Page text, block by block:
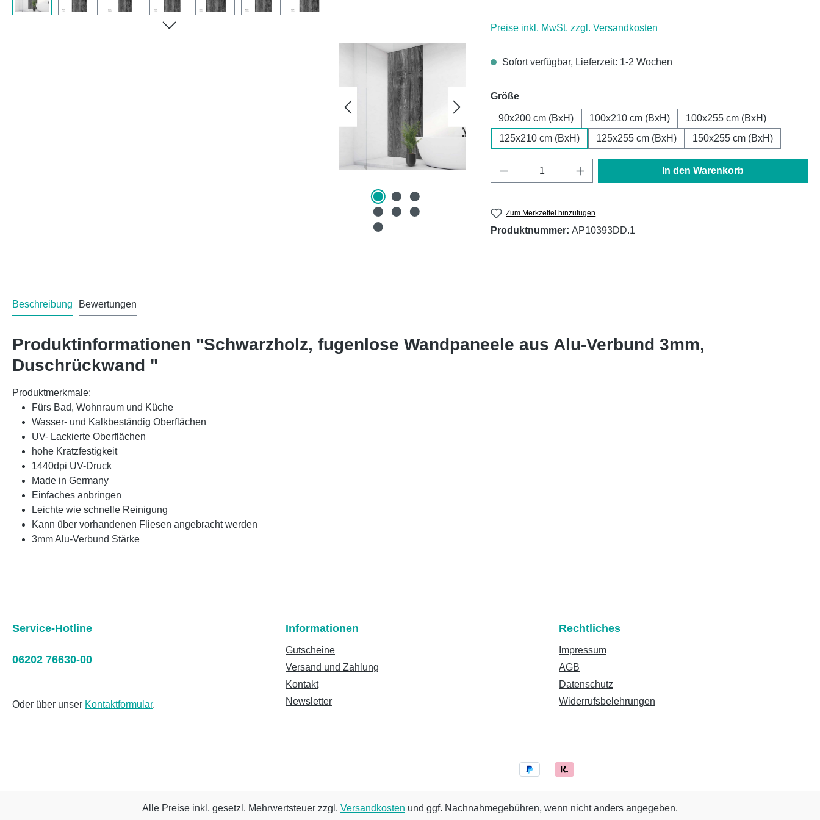
Preise inkl. MwSt. zzgl. Versandkosten
Sofort verfügbar, Lieferzeit: 1-2 Wochen
Größeauswählen
90x200 cm (BxH) 100x210 cm (BxH)
100x255 cm (BxH)
125x210 cm (BxH)
125x255 cm (BxH) 150x255 cm (BxH)
Produkt Anzahl: Gib den gewünschten Wert ein
In den Warenkorb
Zum Merkzettel hinzufügen
Produktnummer: AP10393DD.1
Beschreibung Bewertungen
Produktinformationen "Schwarzholz, fugenlose Wandpaneele aus Alu-Verbund 3mm,
Duschrückwand "
Produktmerkmale:
Fürs Bad, Wohnraum und Küche
Wasser- und Kalkbeständig Oberflächen
UV- Lackierte Oberflächen
hohe Kratzfestigkeit
1440dpi UV-Druck
Made in Germany
Einfaches anbringen
Leichte wie schnelle Reinigung
Kann über vorhandenen Fliesen angebracht werden
3mm Alu-Verbund Stärke
Service-Hotline
06202 76630-00
Oder über unser Kontaktformular.
Informationen
Gutscheine
Versand und Zahlung
Kontakt
Newsletter
Rechtliches
Impressum
AGB
Datenschutz
Widerrufsbelehrungen
Alle Preise inkl. gesetzl. Mehrwertsteuer zzgl. Versandkosten und ggf. Nachnahmegebühren, wenn nicht anders angegeben.